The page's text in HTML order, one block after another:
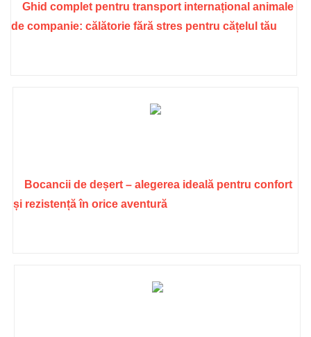
Ghid complet pentru transport internațional animale
de companie: călătorie fără stres pentru cățelul tău
Bocancii de deșert – alegerea ideală pentru confort
și rezistență în orice aventură